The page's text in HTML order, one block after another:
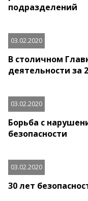
подразделений
03.02.2020
В столичном
деятельности за
03.02.2020
Борьба с
безопасности
03.02.2020
30 лет